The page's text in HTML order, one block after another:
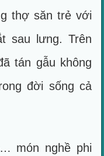
thợ săn trẻ với
sau lưng. Trên
tán gẫu không
đời sống cả
món nghề phi